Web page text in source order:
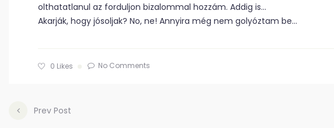
olthatatlanul az forduljon bizalommal hozzám. Addig is…
Akarják, hogy jósoljak? No, ne! Annyira még nem golyóztam be…
0 Likes No Comments
Prev Post